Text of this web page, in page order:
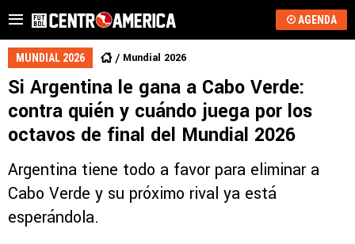
AGENDA
MUNDIAL 2026 Mundial 2026
Si Argentina le gana a Cabo Verde:
contra quién y cuándo juega por los
octavos de final del Mundial 2026
Argentina tiene todo a favor para eliminar a
Cabo Verde y su próximo rival ya está
esperándola.